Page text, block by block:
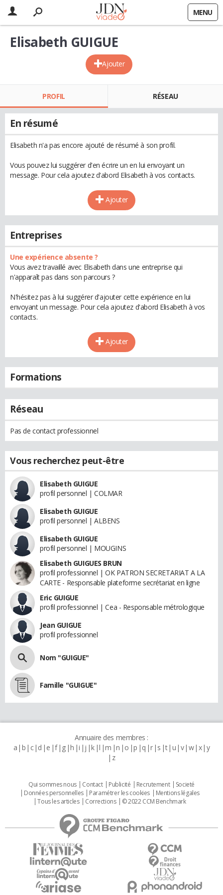
MENU
Ajouter
Elisabeth GUIGUE
PROFIL RÉSEAU
En résumé
Elisabeth n'a pas encore ajouté de résumé à son profil.
Vous pouvez lui suggérer d'en écrire un en lui envoyant un
message. Pour cela ajoutez d'abord Elisabeth à vos contacts.
Ajouter
Entreprises
Une expérience absente ?
Vous avez travaillé avec Elisabeth dans une entreprise qui
n'apparaît pas dans son parcours ?
N'hésitez pas à lui suggérer d'ajouter cette expérience en lui
envoyant un message. Pour cela ajoutez d'abord Elisabeth à vos
contacts.
Ajouter
Formations
Réseau
Pas de contact professionnel
Vous recherchez peut-être
Elisabeth GUIGUE
profil personnel | COLMAR
Elisabeth GUIGUE
profil personnel | ALBENS
Elisabeth GUIGUE
profil personnel | MOUGINS
Elisabeth GUIGUES BRUN
profil professionnel | OK PATRON SECRETARIAT A LA
CARTE - Responsable plateforme secrétariat en ligne
Eric GUIGUE
profil professionnel | Cea - Responsable métrologique
Jean GUIGUE
profil professionnel
Nom "GUIGUE"
Famille "GUIGUE"
Annuaire des membres :
a b c d e f g h i j k l m n o p q r s t u v w x y
z
Qui sommes nous Contact Publicité Recrutement
Societé
Données personnelles
Paramétrer les cookies
Mentions légales
Tous les articles
Corrections © 2022 CCM Benchmark